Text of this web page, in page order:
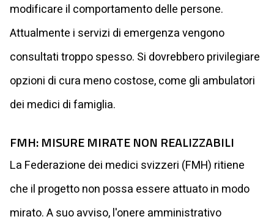
modificare il comportamento delle persone.
Attualmente i servizi di emergenza vengono
consultati troppo spesso. Si dovrebbero privilegiare
opzioni di cura meno costose, come gli ambulatori
dei medici di famiglia.
FMH: MISURE MIRATE NON REALIZZABILI
La Federazione dei medici svizzeri (FMH) ritiene
che il progetto non possa essere attuato in modo
mirato. A suo avviso, l'onere amministrativo